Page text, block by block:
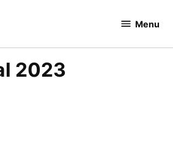
Hundred
Menu
2023